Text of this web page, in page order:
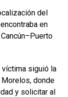
del
en
siguió la
Morelos, donde
y solicitar al